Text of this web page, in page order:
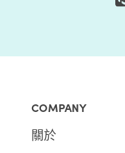
COMPANY
關於